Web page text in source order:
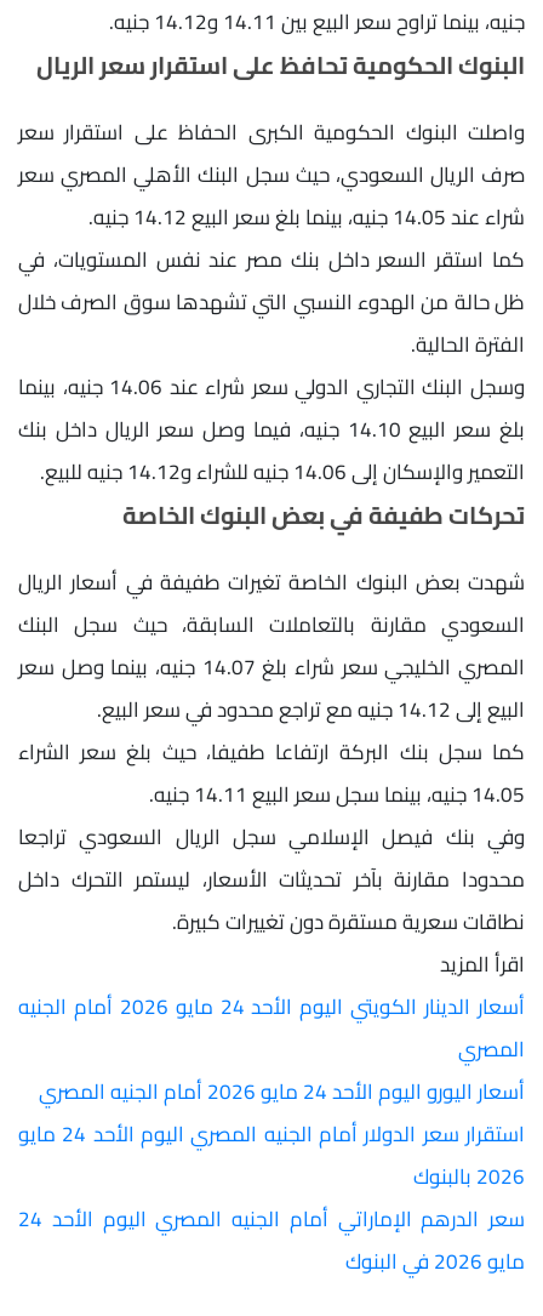
جنيه، بينما تراوح سعر البيع بين 14.11 و14.12 جنيه.
البنوك الحكومية تحافظ على استقرار سعر الريال
واصلت البنوك الحكومية الكبرى الحفاظ على استقرار سعر
صرف الريال السعودي، حيث سجل البنك الأهلي المصري سعر
شراء عند 14.05 جنيه، بينما بلغ سعر البيع 14.12 جنيه.
كما استقر السعر داخل بنك مصر عند نفس المستويات، في
ظل حالة من الهدوء النسبي التي تشهدها سوق الصرف خلال
الفترة الحالية.
وسجل البنك التجاري الدولي سعر شراء عند 14.06 جنيه، بينما
بلغ سعر البيع 14.10 جنيه، فيما وصل سعر الريال داخل بنك
التعمير والإسكان إلى 14.06 جنيه للشراء و14.12 جنيه للبيع.
تحركات طفيفة في بعض البنوك الخاصة
شهدت بعض البنوك الخاصة تغيرات طفيفة في أسعار الريال
السعودي مقارنة بالتعاملات السابقة، حيث سجل البنك
المصري الخليجي سعر شراء بلغ 14.07 جنيه، بينما وصل سعر
البيع إلى 14.12 جنيه مع تراجع محدود في سعر البيع.
كما سجل بنك البركة ارتفاعا طفيفا، حيث بلغ سعر الشراء
14.05 جنيه، بينما سجل سعر البيع 14.11 جنيه.
وفي بنك فيصل الإسلامي سجل الريال السعودي تراجعا
محدودا مقارنة بآخر تحديثات الأسعار، ليستمر التحرك داخل
نطاقات سعرية مستقرة دون تغييرات كبيرة.
اقرأ المزيد
أسعار الدينار الكويتي اليوم الأحد 24 مايو 2026 أمام الجنيه
المصري
أسعار اليورو اليوم الأحد 24 مايو 2026 أمام الجنيه المصري
استقرار سعر الدولار أمام الجنيه المصري اليوم الأحد 24 مايو
2026 بالبنوك
سعر الدرهم الإماراتي أمام الجنيه المصري اليوم الأحد 24
مايو 2026 في البنوك